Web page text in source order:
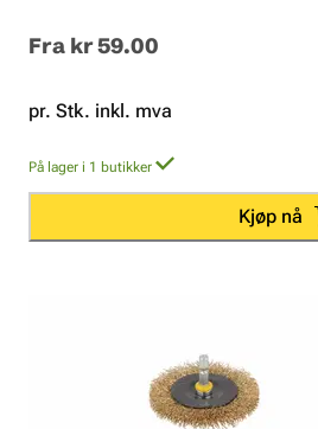
Fra kr 59.00
pr. Stk. inkl. mva
På lager i 1 butikker
Kjøp nå